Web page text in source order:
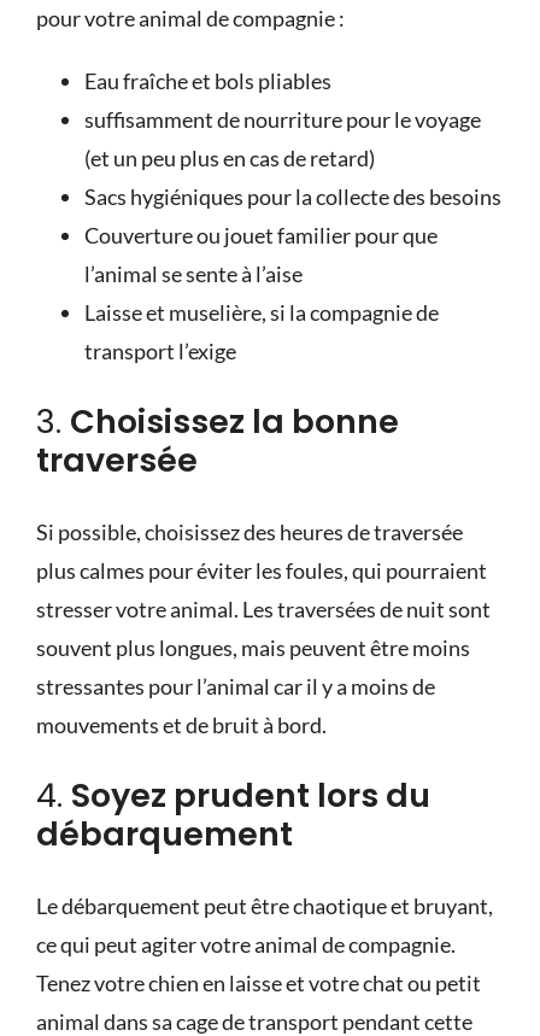
pour votre animal de compagnie :
Eau fraîche et bols pliables
suffisamment de nourriture pour le voyage
(et un peu plus en cas de retard)
Sacs hygiéniques pour la collecte des besoins
Couverture ou jouet familier pour que
l’animal se sente à l’aise
Laisse et muselière, si la compagnie de
transport l’exige
3. Choisissez la bonne
traversée
Si possible, choisissez des heures de traversée
plus calmes pour éviter les foules, qui pourraient
stresser votre animal. Lestraversées de nuitsont
souvent plus longues, mais peuvent être moins
stressantes pour l’animal car il y a moins de
mouvements et de bruit à bord.
4. Soyez prudent lors du
débarquement
Le débarquement peut être chaotique et bruyant,
ce qui peut agiter votre animal de compagnie.
Tenez votre chien en laisse et votre chat ou petit
animal dans sa cage de transport pendant cette